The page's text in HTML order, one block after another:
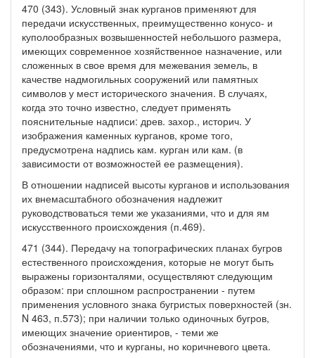
470 (343). Условный знак курганов применяют для
передачи искусственных, преимущественно конусо- и
куполообразных возвышенностей небольшого размера,
имеющих современное хозяйственное назначение, или
сложенных в свое время для межевания земель, в
качестве надмогильных сооружений или памятных
символов у мест исторического значения. В случаях,
когда это точно известно, следует применять
пояснительные надписи: древ. захор., историч. У
изображения каменных курганов, кроме того,
предусмотрена надпись кам. курган или кам. (в
зависимости от возможностей ее размещения).
В отношении надписей высоты курганов и использования
их внемасштабного обозначения надлежит
руководствоваться теми же указаниями, что и для ям
искусственного происхождения (п.469).
471 (344). Передачу на топографических планах бугров
естественного происхождения, которые не могут быть
выражены горизонталями, осуществляют следующим
образом: при сплошном распространении - путем
применения условного знака бугристых поверхностей (зн.
N 463, п.573); при наличии только одиночных бугров,
имеющих значение ориентиров, - теми же
обозначениями, что и курганы, но коричневого цвета.